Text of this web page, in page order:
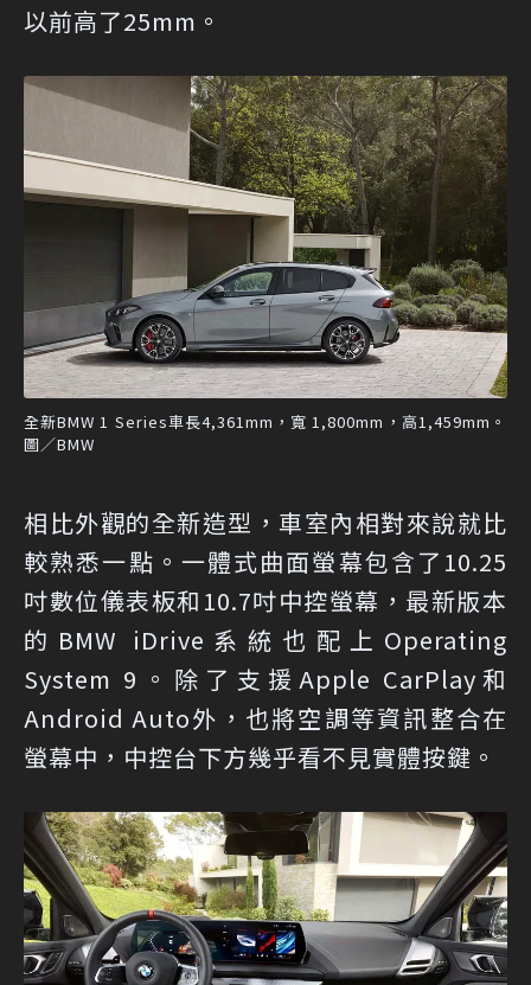
以前高了25mm。
全新BMW 1 Series車長4,361mm，寬 1,800mm，高1,459mm。
圖／BMW
相比外觀的全新造型，車室內相對來說就比
較熟悉一點。一體式曲面螢幕包含了10.25
吋數位儀表板和10.7吋中控螢幕，最新版本
的BMW iDrive系統也配上Operating
System 9。除了支援Apple CarPlay和
Android Auto外，也將空調等資訊整合在
螢幕中，中控台下方幾乎看不見實體按鍵。